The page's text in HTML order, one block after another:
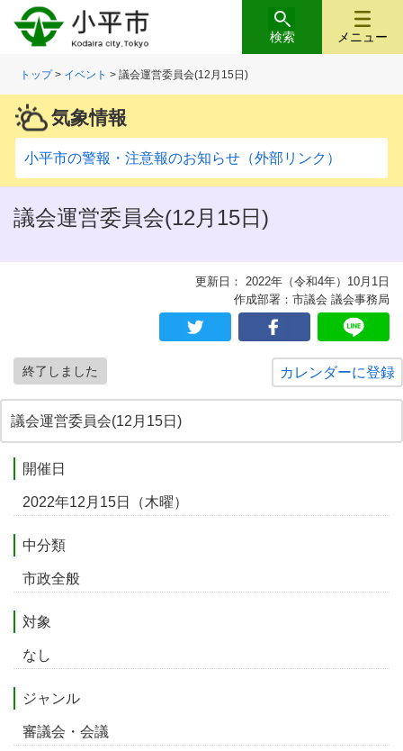
メニュー
検索
トップ> イベント > 議会運営委員会(12月15日)
気象情報
小平市の警報・注意報のお知らせ（外部リンク）
議会運営委員会(12月15日)
更新日： 2022年（令和4年）10月1日
作成部署：市議会 議会事務局
カレンダーに登録
終了しました
議会運営委員会(12月15日)
開催日
2022年12月15日（木曜）
中分類
市政全般
対象
なし
ジャンル
審議会・会議